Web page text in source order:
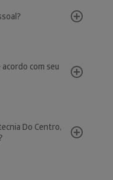
com seu
Do Centro,